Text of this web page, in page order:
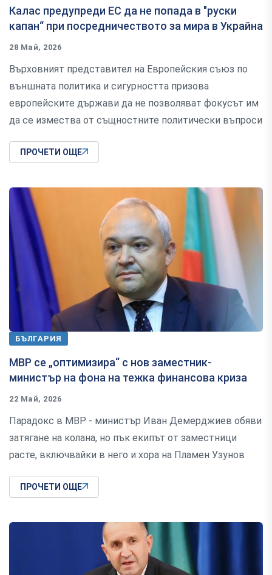
Калас предупреди ЕС да не попада в "руски
капан“ при посредничеството за мира в Украйна
28 Май, 2026
Върховният представител на Европейския съюз по
външната политика и сигурността призова
европейските държави да не позволяват фокусът им
да се измества от същностните политически въпроси
ПРОЧЕТИ ОЩЕ
БЪЛГАРИЯ
МВР се „оптимизира“ с нов заместник-
министър на фона на тежка финансова криза
22 Май, 2026
Парадокс в МВР - министър Иван Демерджиев обяви
затягане на колана, но пък екипът от заместници
расте, включвайки в него и хора на Пламен Узунов
ПРОЧЕТИ ОЩЕ